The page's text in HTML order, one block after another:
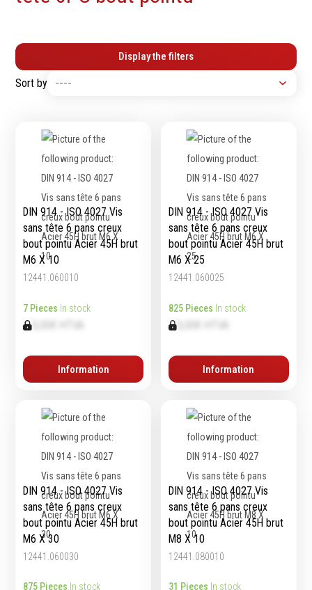
plaques
Goupilles & clavettes
Inserts autotaraudeurs
Entretoises
Serrage & Attache
Assortiments & bacs
Divers
Ressort à traction
Pinces
Frappe
Outillage de maçonnerie
Outillage de jardinage
Outillage de menuiserie
Outilage de carreleur
contrôle
Niveaux
Pieds à coulisse
Mesureurs laser
Pointes à traçer
Mesure d'angles
Mesure de l'électricité
Mesure du poids
Mesure de la puissance
Machines sur accu
Machines stationaires
Machines pneumatiques
Pièces détachées
machines
Display the filters
Sort by
DIN 914 - ISO 4027 Vis
sans tête 6 pans creux
bout pointu Acier 45H brut
M6 X 10
12441.060010
7 Pieces In stock
0,00€ HTVA
Information
DIN 914 - ISO 4027 Vis
sans tête 6 pans creux
bout pointu Acier 45H brut
M6 X 25
12441.060025
825 Pieces In stock
Information
DIN 914 - ISO 4027 Vis
sans tête 6 pans creux
bout pointu Acier 45H brut
M6 X 30
12441.060030
875 Pieces In stock
DIN 914 - ISO 4027 Vis
sans tête 6 pans creux
bout pointu Acier 45H brut
M8 X 10
12441.080010
31 Pieces In stock